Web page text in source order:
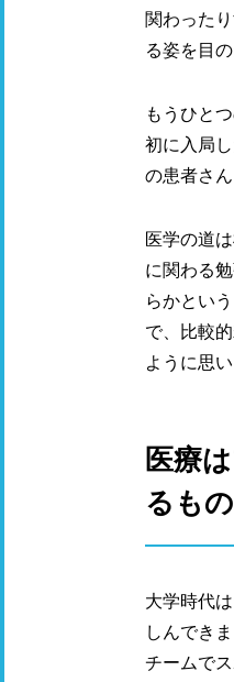
関わった
る姿を目
もうひと
初に入局
の患者さ
医学の道
に関わる
らかとい
で、比較
ように思い
医療
るもの
大学時代
しんでき
チームで